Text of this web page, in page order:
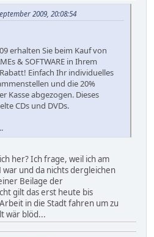
2009, 20:08:54
erhalten Sie beim Kauf von
& SOFTWARE in Ihrem
Einfach Ihr individuelles
und die 20%
Kasse abgezogen. Dieses
CDs und DVDs.
her? Ich frage, weil ich am
war und da nichts dergleichen
Beilage der
gilt das erst heute bis
in die Stadt fahren um zu
wär blöd...